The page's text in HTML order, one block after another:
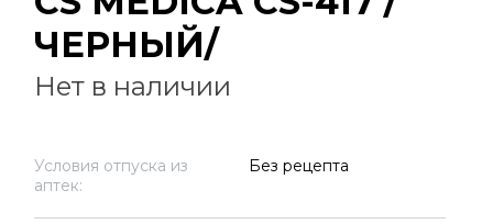
ЧЕРНЫЙ/
Нет в наличии
Условия отпуска из
аптек:
Без рецепта